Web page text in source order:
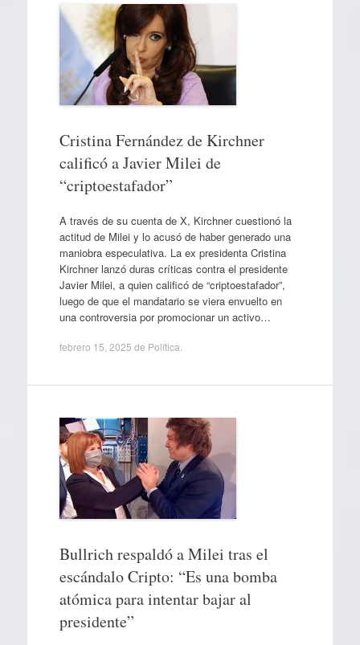
Cristina Fernández de Kirchner
calificó a Javier Milei de
“criptoestafador”
A través de su cuenta de X, Kirchner cuestionó la
actitud de Milei y lo acusó de haber generado una
maniobra especulativa. La ex presidenta Cristina
Kirchner lanzó duras críticas contra el presidente
Javier Milei, a quien calificó de “criptoestafador”,
luego de que el mandatario se viera envuelto en
una controversia por promocionar un activo…
febrero 15, 2025 de Política
Bullrich respaldó a Milei tras el
escándalo Cripto: “Es una bomba
atómica para intentar bajar al
presidente”